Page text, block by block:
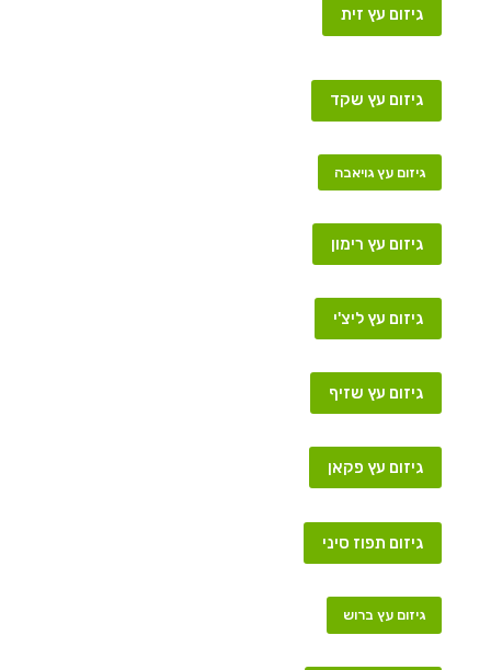
גיזום עץ זית
גיזום עץ שקד
גיזום עץ גויאבה
גיזום עץ רימון
גיזום עץ ליצ'י
גיזום עץ שזיף
גיזום עץ פקאן
גיזום תפוז סיני
גיזום עץ ברוש